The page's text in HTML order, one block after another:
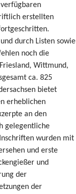
erstellten
durch Listen sowie
noch die
Wittmund,
ca. 825
bietet
erheblichen
an den
gelegentliche
wurden mit
und erste
und
der
der